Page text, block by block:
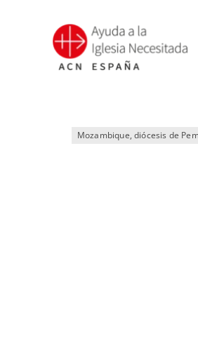
contenido
Mozambique, diócesis de